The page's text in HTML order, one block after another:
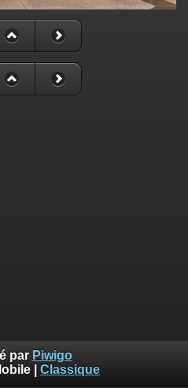
par Piwigo
Classique